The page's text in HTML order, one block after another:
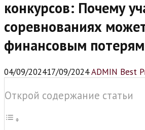
конкурсов: Почему
соревнованиях
финансовым потерям
04/09/202417/09/2024ADMIN Best
Открой содержание статьи